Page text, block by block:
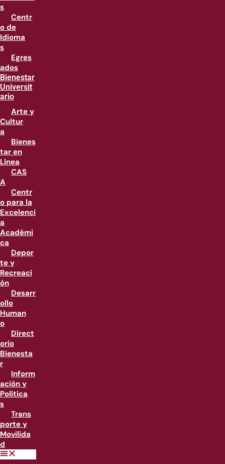
s
Centr
o de
Idioma
s
Egres
ados
Bienestar
Universit
ario
Arte y
Cultur
a
Bienes
tar en
Linea
CAS
A
Centr
o para la
Excelenci
a
Académi
ca
Depor
te y
Recreaci
ón
Desarr
ollo
Human
o
Direct
orio
Bienesta
r
Inform
ación y
Política
s
Trans
porte y
Movilida
d